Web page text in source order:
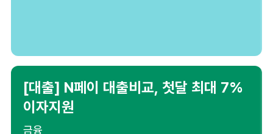
[대출] N페이 대출비교, 첫달 최대 7%
이자지원
금융